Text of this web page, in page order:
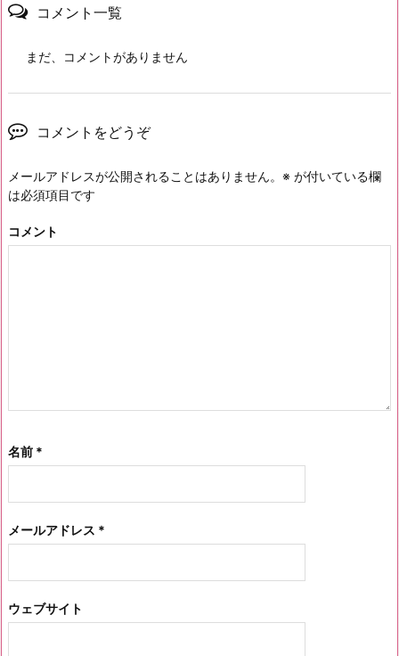
コメント一覧
まだ、コメントがありません
コメントをどうぞ
メールアドレスが公開されることはありません。 ※ が付いている欄
は必須項目です
コメント
名前 *
メールアドレス *
ウェブサイト